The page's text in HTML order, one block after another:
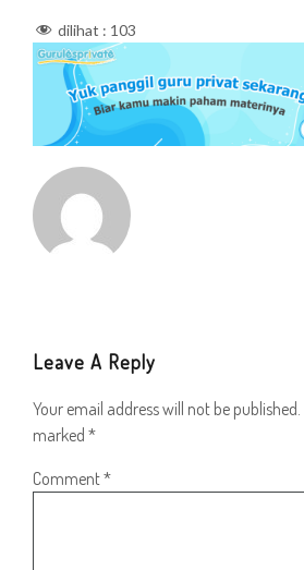
dilihat : 103
Leave A Reply
Your email address will not be published.
marked *
Comment*